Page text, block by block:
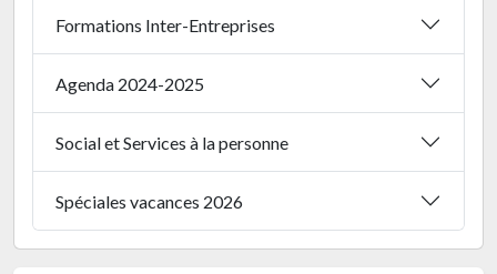
Formations Inter-Entreprises
Agenda 2024-2025
Social et Services à la personne
Spéciales vacances 2026